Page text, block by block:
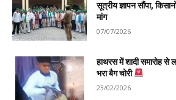
सूत्रीय ज्ञापन सौंपा,
मांग
07/07/2026
हाथरस में शादी समारोह
भरा बैग चोरी
23/02/2026